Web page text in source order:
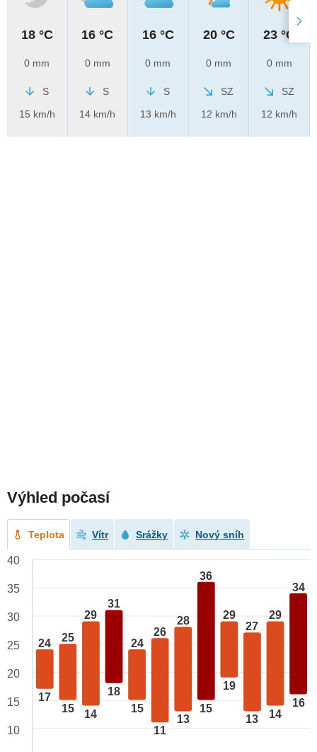
18 °C
0 mm
S
15 km/h
16 °C
0 mm
S
14 km/h
16 °C
0 mm
S
13 km/h
20 °C
0 mm
SZ
12 km/h
23 °C
0 mm
SZ
12 km/h
Výhled počasí
Teplota Vítr Srážky Nový sníh
24
17
25
15
29
14
31
18
24
15
26
11
28
13
36
15
29
19
27
13
29
14
34
16
40
35
30
25
20
15
10